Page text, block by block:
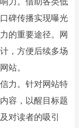
碑传播实现曝光
的重要途径。网
，方便后续多场
站。​
力。针对网站特
容，以醒目标题
对读者的吸引